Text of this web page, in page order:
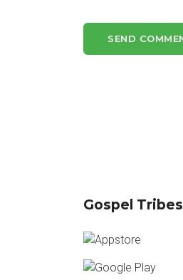
Gospel Tribes